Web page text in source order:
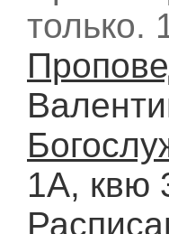
только.
1А, квю